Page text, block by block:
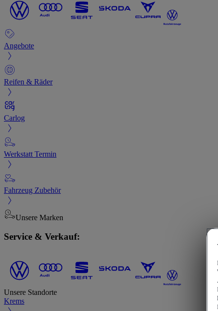
Angebote
Reifen & Räder
Carlog
Werkstatt Termin
Fahrzeug Zubehör
Unsere Marken
Service & Verkauf:
Unsere Standorte
Krems